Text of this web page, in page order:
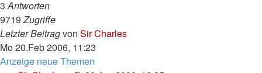
3Antworten
9719Zugriffe
Letzter Beitragvon Sir Charles
Mo 20.Feb 2006, 11:23
Anzeige neue Themen